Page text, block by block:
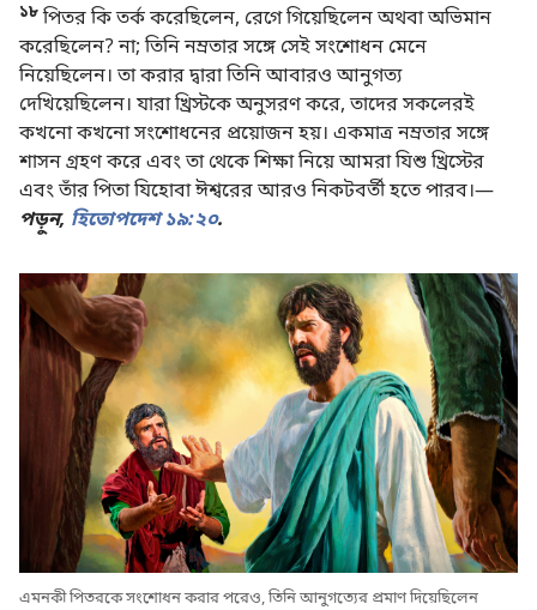
১৮পিতর কি তর্ক করেছিলেন, রেগে গিয়েছিলেন অথবা অভিমান
করেছিলেন? না; তিনি নম্রতার সঙ্গে সেই সংশোধন মেনে
নিয়েছিলেন। তা করার দ্বারা তিনি আবারও আনুগত্য
দেখিয়েছিলেন। যারা খ্রিস্টকে অনুসরণ করে, তাদের সকলেরই
কখনো কখনো সংশোধনের প্রয়োজন হয়। একমাত্র নম্রতার সঙ্গে
শাসন গ্রহণ করে এবং তা থেকে শিক্ষা নিয়ে আমরা যিশু খ্রিস্টের
এবং তাঁর পিতা যিহোবা ঈশ্বরের আরও নিকটবর্তী হতে পারব।—
পড়ুন, হিতোপদেশ ১৯:২০.
এমনকী পিতরকে সংশোধন করার পরেও, তিনি আনুগত্যের প্রমাণ দিয়েছিলেন